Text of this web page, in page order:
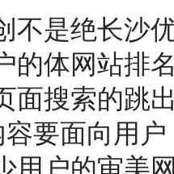
是绝长沙优
的体网站排
面搜索的跳
容要面向用